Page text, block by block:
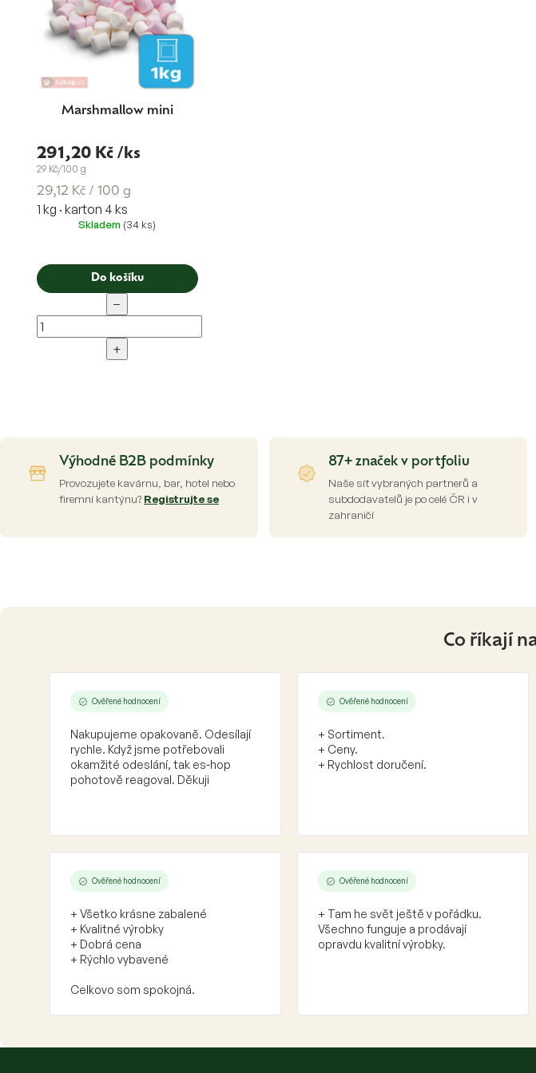
Marshmallow mini
291,20 Kč /ks
29 Kč/100 g
Měrná
cena:
29,12 Kč / 100 g
1 kg · karton 4 ks
Skladem (34 ks)
Do košíku
−
+
d
c
í
u
Výhodné B2B podmínky
Provozujete kavárnu, bar, hotel nebo
firemní kantýnu? Registrujte se
87+ značek v portfoliu
Naše síť vybraných partnerů a
subdodavatelů je po celé ČR i v
zahraničí
Co říkají
Ověřené hodnocení
Nakupujeme opakovaně. Odesílají
rychle. Když jsme potřebovali
okamžité odeslání, tak es-hop
pohotově reagoval. Děkuji
Ověřené hodnocení
+ Sortiment.
+ Ceny.
+ Rychlost doručení.
Ověřené hodnocení
+ Všetko krásne zabalené
+ Kvalitné výrobky
+ Dobrá cena
+ Rýchlo vybavené
Celkovo som spokojná.
Ověřené hodnocení
+ Tam he svět ještě v pořádku.
Všechno funguje a prodávají
opravdu kvalitní výrobky.